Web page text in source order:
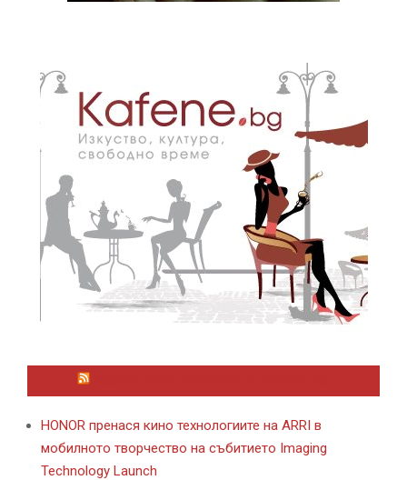
HONOR пренася кино технологиите на ARRI в
мобилното творчество на събитието Imaging
Technology Launch